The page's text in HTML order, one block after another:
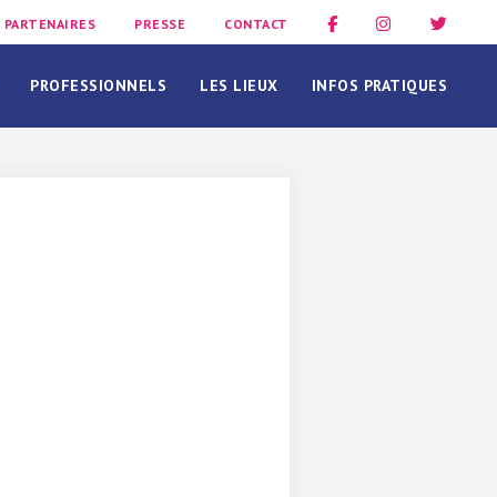
PARTENAIRES PRESSE CONTACT
PROFESSIONNELS LES LIEUX INFOS PRATIQUES